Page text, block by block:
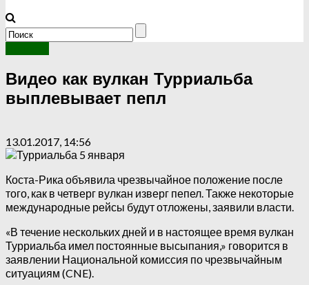
Видео как вулкан Турриальба
выплевывает пепл
13.01.2017, 14:56
Коста-Рика объявила чрезвычайное положение после
того, как в четверг вулкан изверг пепел. Также некоторые
международные рейсы будут отложены, заявили власти.
«В течение нескольких дней и в настоящее время вулкан
Турриальба имел постоянные высыпания,» говорится в
заявлении Национальной комиссия по чрезвычайным
ситуациям (CNE).